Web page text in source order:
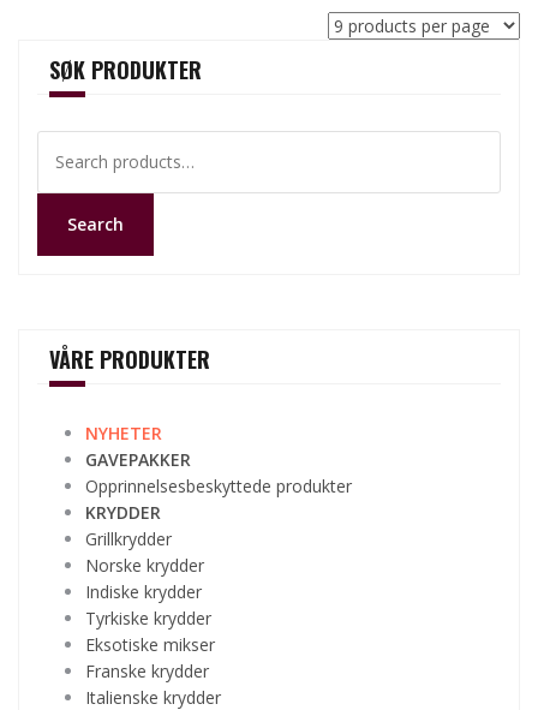
SØK PRODUKTER
for:
Search
VÅRE PRODUKTER
NYHETER
GAVEPAKKER
Opprinnelsesbeskyttede produkter
KRYDDER
Grillkrydder
Norske krydder
Indiske krydder
Tyrkiske krydder
Eksotiske mikser
Franske krydder
Italienske krydder